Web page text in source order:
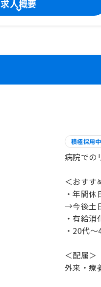
求人概要
積極採用中
病院での
＜おすす
・年間
→今後土
・有給
・20代
＜配属＞